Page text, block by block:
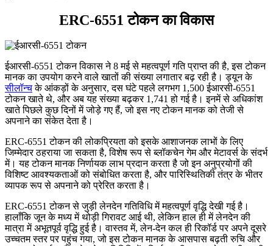
ERC-6551 टोकन का विकास
ईआरसी-6551 टोकन विकास ने 8 मई से महत्वपूर्ण गति प्राप्त की है, इस टोकन
मानक का उपयोग करने वाले खातों की संख्या लगातार बढ़ रही है। ड्यून के
सीलॉन्चके आंकड़ों के अनुसार, दस घंटे पहले लगभग 1,500 ईआरसी-6551
टोकन खाते थे, और अब यह संख्या बढ़कर 1,741 हो गई है। इनमें से अधिकांश
खाते पिछले कुछ दिनों में जोड़े गए हैं, जो इस नए टोकन मानक को तेजी से
अपनाने का संकेत देता है।
ERC-6551 टोकन की लोकप्रियता को इसके आशाजनक लाभों के लिए
जिम्मेदार ठहराया जा सकता है, विशेष रूप से ब्लॉकचेन गेम और मेटावर्स के संदर्भ
में। यह टोकन मानक निर्णायक लाभ प्रदान करता है जो इन अनुप्रयोगों की
विशिष्ट आवश्यकताओं को संबोधित करता है, और पारिस्थितिकी तंत्र के भीतर
व्यापक रूप से अपनाने को प्रेरित करता है।
ERC-6551 टोकन से जुड़ी लेनदेन गतिविधि में महत्वपूर्ण वृद्धि देखी गई है।
हालाँकि जून के मध्य में थोड़ी गिरावट आई थी, लेकिन हाल ही में लेनदेन की
मात्रा में अभूतपूर्व वृद्धि हुई है। वास्तव में, लेन-देन कल ही रिकॉर्ड पर अपने दूसरे
उच्चतम स्तर पर पहुंच गया, जो इस टोकन मानक के आसपास बढ़ती रुचि और